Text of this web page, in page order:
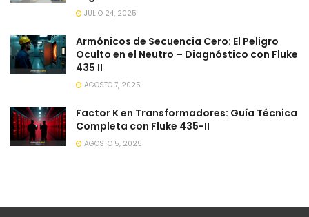
JULIO 24, 2025
Armónicos de Secuencia Cero: El Peligro
Oculto en el Neutro – Diagnóstico con Fluke
435 II
AGOSTO 7, 2025
Factor K en Transformadores: Guía Técnica
Completa con Fluke 435-II
AGOSTO 5, 2025